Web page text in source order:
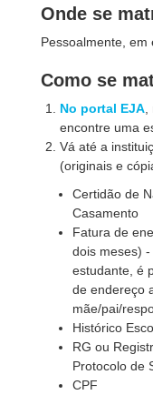
Onde se
Pessoalmente, em
Como se
No portal EJA
encontre uma
Vá até a
(originais e
Certidão de
Casamento
Fatura de
dois meses)
estudante, é
de endereço
mãe/pai/
Histórico
RG ou
Protocolo de
CPF